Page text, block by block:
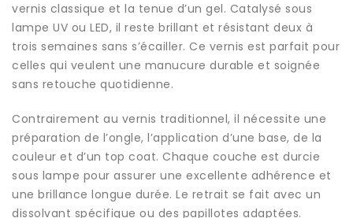
vernis classique et la tenue d’un gel. Catalysé sous
lampe UV ou LED, il reste brillant et résistant deux à
trois semaines sans s’écailler. Ce vernis est parfait pour
celles qui veulent une manucure durable et soignée
sans retouche quotidienne.
Contrairement au vernis traditionnel, il nécessite une
préparation de l’ongle, l’application d’une base, de la
couleur et d’un top coat. Chaque couche est durcie
sous lampe pour assurer une excellente adhérence et
une brillance longue durée. Le retrait se fait avec un
dissolvant spécifique ou des papillotes adaptées.